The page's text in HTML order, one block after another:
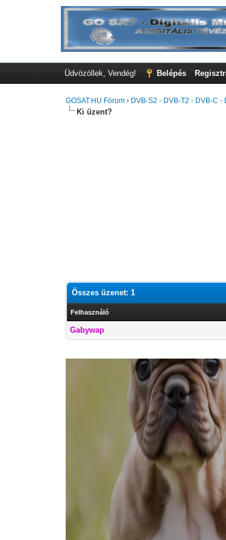
Üdvözöllek, Vendég! Belépés
GOSAT.HU Fórum › DVB-S2 - DVB-T2 - DVB-C -
Ki üzent?
Összes üzenet: 1
Felhasználó
Gabywap